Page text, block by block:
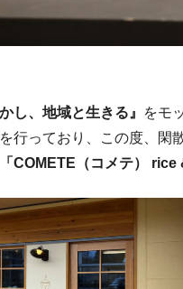
し、地域と生きる』
をモ
行っており、この度、閑
COMETE（コメテ） rice